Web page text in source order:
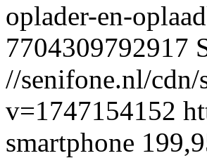
oplader-en-
7704309792917
//senifone.nl/
v=1747154152
smartphone